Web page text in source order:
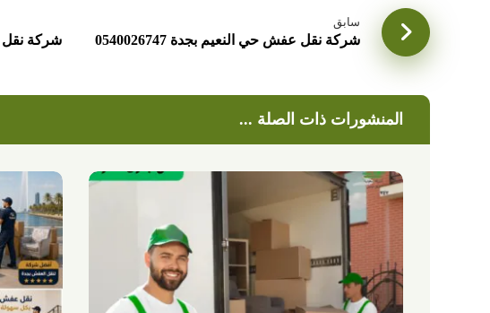
سابق
شركة نقل عفش حي النعيم بجدة 0540026747 شركة نقل
المنشورات ذات الصلة ...